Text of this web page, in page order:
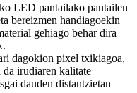
LED pantailako pantailen
bereizmen handiagoekin
gehiago behar dira
dagokion pixel txikiagoa,
da irudiaren kalitate
dauden distantzietan